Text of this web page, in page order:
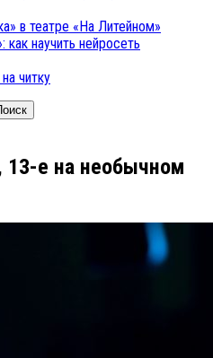
в театре «На Литейном»
как научить нейросеть
читку
13-е на необычном